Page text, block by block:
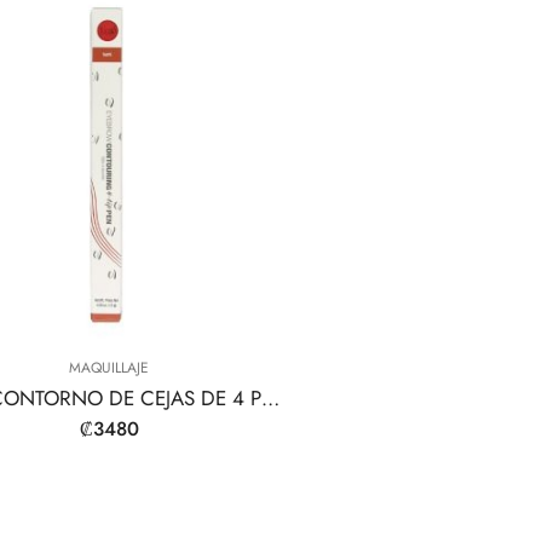
MAQUILLAJE
LÁPIZ CONTORNO DE CEJAS DE 4 PUNTAS
₡3480